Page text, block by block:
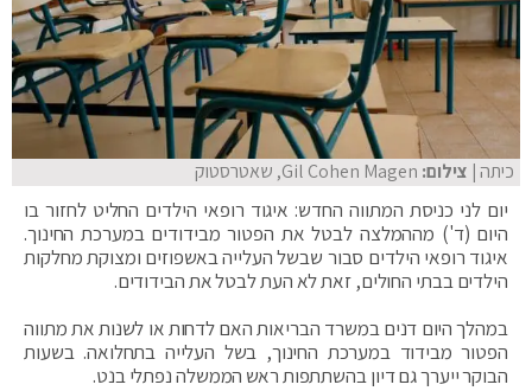
כיתה| צילום: Gil Cohen Magen, שאטרסטוק
יום לני כניסת המתווה החדש: איגוד רופאי הילדים החליט לחזור בו
היום (ד') מההמלצה לבטל את הפטור מבידודים במערכת החינוך.
איגוד רופאי הילדים סבור שבשל העלייה באשפוזים ומצוקת מחלקות
הילדים בבתי החולים, זאת לא העת לבטל את הבידודים.
במהלך היום דנים במשרד הבריאות האם לדחות או לשנות את מתווה
הפטור מבידוד במערכת החינוך, בשל העלייה בתחלואה. בשעות
הבוקר ייערך גם דיון בהשתתפות ראש הממשלה נפתלי בנט.